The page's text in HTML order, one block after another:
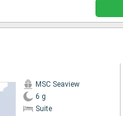
MSC Seaview
6 g
Suite